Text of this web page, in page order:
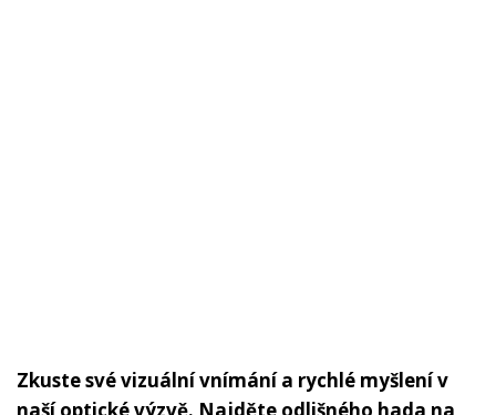
Zkuste své vizuální vnímání a rychlé myšlení v